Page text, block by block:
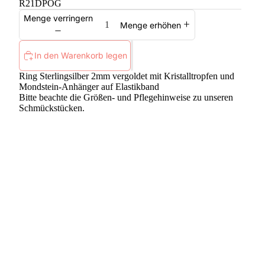
R21DPOG
Menge verringern
Menge erhöhen
In den Warenkorb legen
Ring Sterlingsilber 2mm vergoldet mit Kristalltropfen und
Mondstein-Anhänger auf Elastikband
Bitte beachte die Größen- und Pflegehinweise zu unseren
Schmückstücken.